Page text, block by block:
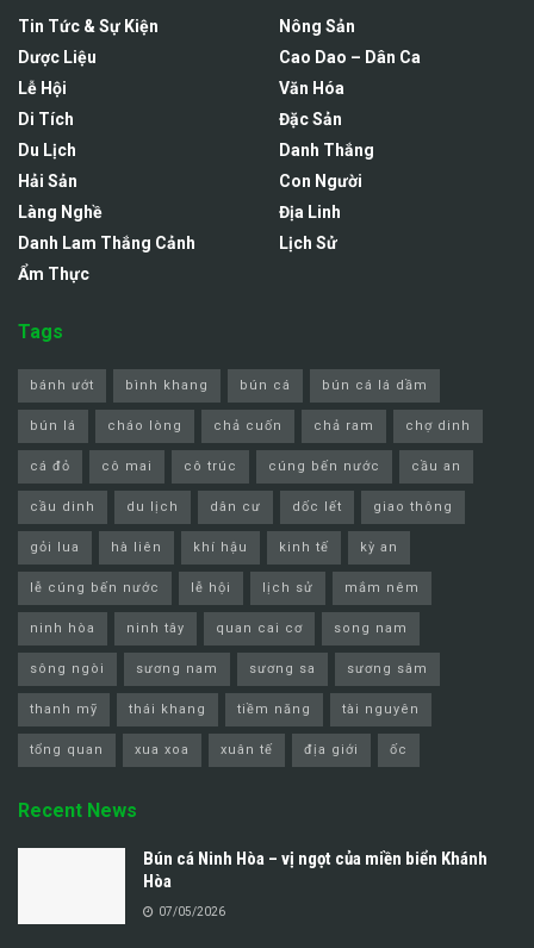
Tin Tức & Sự Kiện
Dược Liệu
Lễ Hội
Di Tích
Du Lịch
Hải Sản
Làng Nghề
Danh Lam Thắng Cảnh
Ẩm Thực
Nông Sản
Cao Dao – Dân Ca
Văn Hóa
Đặc Sản
Danh Thắng
Con Người
Địa Linh
Lịch Sử
Tags
bánh ướt bình khang bún cá bún cá lá dầm
bún lá cháo lòng chả cuốn chả ram chợ dinh
cá đỏ cô mai cô trúc cúng bến nước cầu an
cầu dinh du lịch dân cư dốc lết giao thông
gỏi lua hà liên khí hậu kinh tế kỳ an
lễ cúng bến nước lễ hội lịch sử mắm nêm
ninh hòa ninh tây quan cai cơ song nam
sông ngòi sương nam sương sa sương sâm
thanh mỹ thái khang tiềm năng tài nguyên
tổng quan xua xoa xuân tế địa giới ốc
Recent News
Bún cá Ninh Hòa – vị ngọt của miền biển Khánh
Hòa
07/05/2026